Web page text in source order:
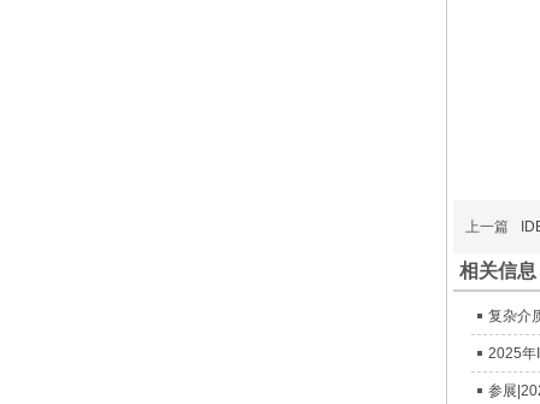
上一篇
相关信息
复杂介
2025年
参展